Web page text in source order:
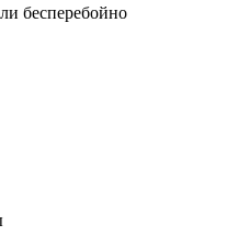
бесперебойно